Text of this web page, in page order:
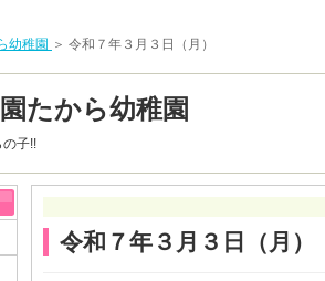
幼稚園 ＞ 令和７年３月３日（月）
たから幼稚園
の子!!
令和７年３月３日（月）